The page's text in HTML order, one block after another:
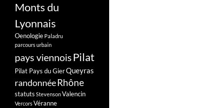
Monts du
Lyonnais
Oenologie Paladru
parcours urbain
pays viennois Pilat
Pilat Pays du GierQueyras
randonnéeRhône
statuts StevensonValencin
VercorsVéranne